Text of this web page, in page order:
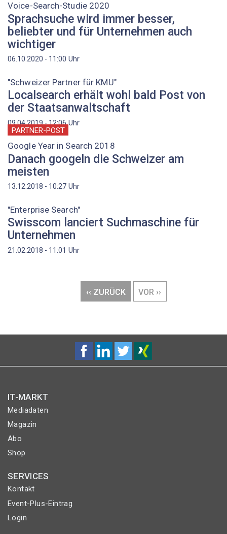
Voice-Search-Studie 2020
Sprachsuche wird immer besser,
beliebter und für Unternehmen auch
wichtiger
06.10.2020 - 11:00 Uhr
"Schweizer Partner für KMU"
Localsearch erhält wohl bald Post von
der Staatsanwaltschaft
09.04.2019 - 12:06Uhr
PARTNER-POST
Google Year in Search 2018
Danach googeln die Schweizer am
meisten
13.12.2018 - 10:27 Uhr
"Enterprise Search"
Swisscom lanciert Suchmaschine für
Unternehmen
21.02.2018 - 11:01 Uhr
VORHERIGE
SEITE
‹‹ ZURÜCK
NÄCHSTE
SEITE
VOR ››
IT-MARKT
Mediadaten
Magazin
Abo
Shop
SERVICES
Kontakt
Event-Plus-Eintrag
Login